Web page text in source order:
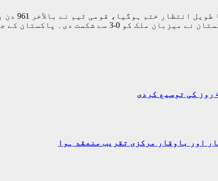
اسلام
میں جاری ڈائمنڈ جوبلی چار ملکی ٹورنامنٹ میں
اور باوقار مرکزی تقریب منعقد ہوا